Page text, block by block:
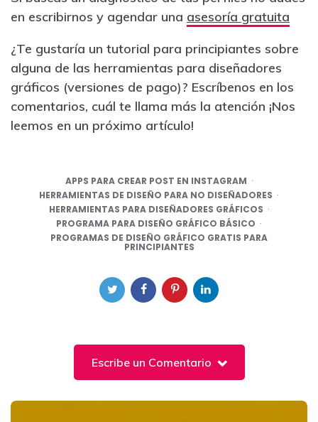
en escribirnos y agendar una asesoría gratuita
¿Te gustaría un tutorial para principiantes sobre
alguna de las herramientas para diseñadores
gráficos (versiones de pago)? Escríbenos en los
comentarios, cuál te llama más la atención ¡Nos
leemos en un próximo artículo!
APPS PARA CREAR POST EN INSTAGRAM
HERRAMIENTAS DE DISEÑO PARA NO DISEÑADORES
HERRAMIENTAS PARA DISEÑADORES GRÁFICOS
PROGRAMA PARA DISEÑO GRÁFICO BÁSICO
PROGRAMAS DE DISEÑO GRÁFICO GRATIS PARA
PRINCIPIANTES
Escribe un Comentario
Post